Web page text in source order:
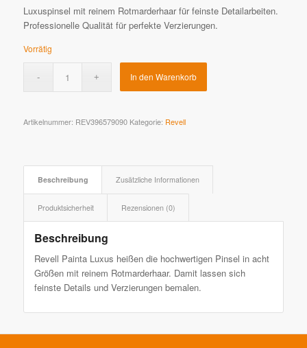
Luxuspinsel mit reinem Rotmarderhaar für feinste Detailarbeiten.
Professionelle Qualität für perfekte Verzierungen.
Vorrätig
In den Warenkorb
Artikelnummer: REV396579090 Kategorie: Revell
Beschreibung Zusätzliche Informationen
Produktsicherheit Rezensionen (0)
Beschreibung
Revell Painta Luxus heißen die hochwertigen Pinsel in acht
Größen mit reinem Rotmarderhaar. Damit lassen sich
feinste Details und Verzierungen bemalen.